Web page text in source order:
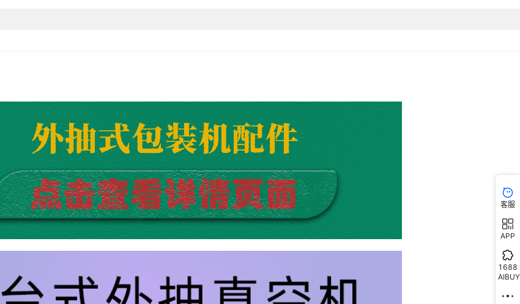
客服
APP
1688
AIBUY